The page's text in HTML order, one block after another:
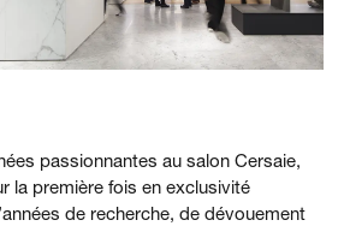
passionnantes au salon Cersaie,
la première fois en exclusivité
de recherche, de dévouement